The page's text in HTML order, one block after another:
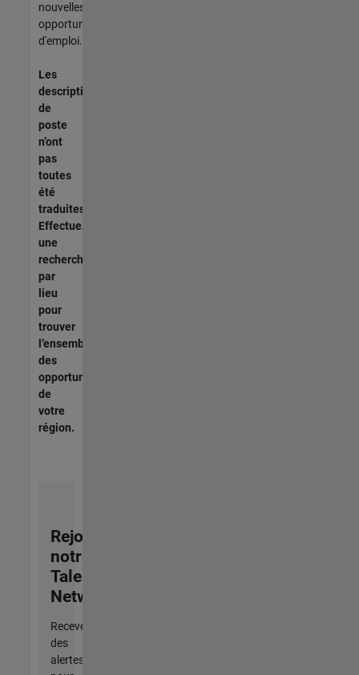
nouvelles
opportunités
d'emploi.
Les
descriptions
de
poste
n’ont
pas
toutes
été
traduites.
Effectuez
une
recherche
par
lieu
pour
trouver
l’ensemble
des
opportunités
de
votre
région.
Rejoignez
notre
Talent
Network
Recevez
des
alertes